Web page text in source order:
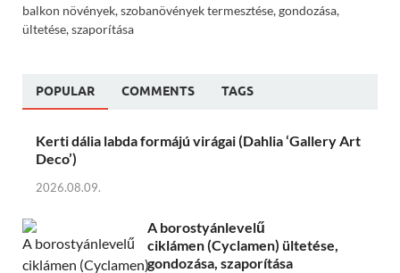
balkon növények, szobanövények termesztése, gondozása,
ültetése, szaporítása
POPULAR COMMENTS TAGS
Kerti dália labda formájú virágai (Dahlia ‘Gallery Art
Deco’)
2026.08.09.
A borostyánlevelű
ciklámen (Cyclamen) ültetése,
gondozása, szaporítása